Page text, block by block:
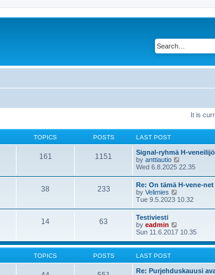
It is
TOPICS POSTS LAST POST
161 1151
Signal-ryhmä H-
by anttiautio
i
w
t
h
e
l
e
s
t
o
s
Wed 6.8.2025 22.35
38 233
Re: On tämä H-vene-
by Velimies
i
h
e
l
a
e
s
Tue 9.5.2023 10.32
14 63
Testiviesti
by eadmin
i
w
e
Sun 11.6.2017 10.35
TOPICS POSTS LAST POST
Re: Purjehduskauusi